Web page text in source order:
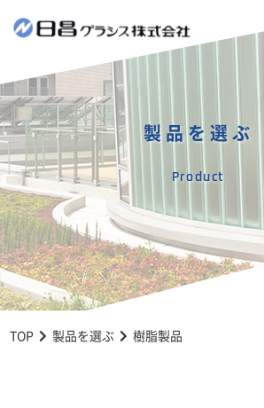
製品を選ぶ
Product
TOP 製品を選ぶ 樹脂製品